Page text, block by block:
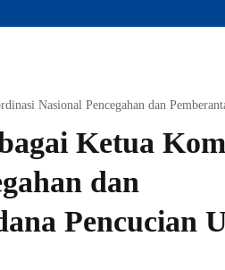
Nasional Pencegahan dan
Ketua
dan
Pencucian